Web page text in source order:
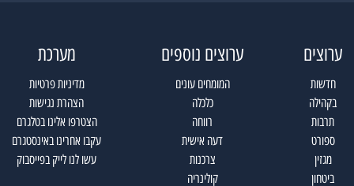
ערוצים
חדשות
בקהילה
תרבות
ספורט
מגזין
ביטחון
ערוצים נוספים
המומחים עונים
כלכלה
רווחה
דעה אישית
צרכנות
קולינריה
מערכת
מדיניות פרטיות
הצהרת נגישות
הצטרפו אלינו בטלגרם
עקבו אחרינו באינסטגרם
עשו לנו לייק בפייסבוק